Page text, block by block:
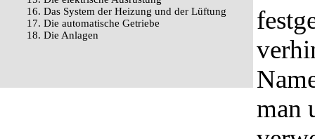
16. Das System der Heizung und der Lüftung
17. Die automatische Getriebe
18. Die Anlagen
man